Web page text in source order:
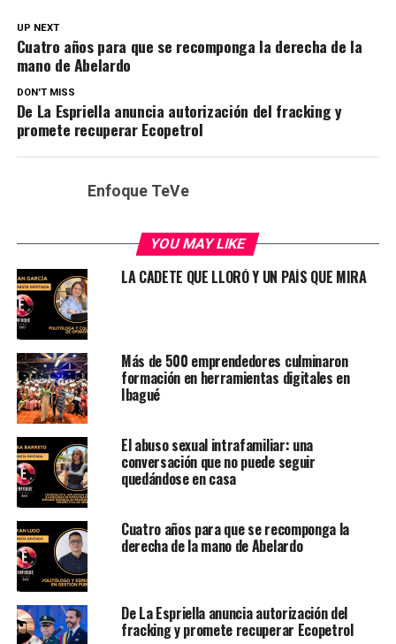
UP NEXT
Cuatro años para que se recomponga la derecha de la
mano de Abelardo
DON'T MISS
De La Espriella anuncia autorización del fracking y
promete recuperar Ecopetrol
Enfoque TeVe
YOU MAY LIKE
LA CADETE QUE LLORÓ Y UN PAÍS QUE MIRA
Más de 500 emprendedores culminaron
formación en herramientas digitales en
Ibagué
El abuso sexual intrafamiliar: una
conversación que no puede seguir
quedándose en casa
Cuatro años para que se recomponga la
derecha de la mano de Abelardo
De La Espriella anuncia autorización del
fracking y promete recuperar Ecopetrol